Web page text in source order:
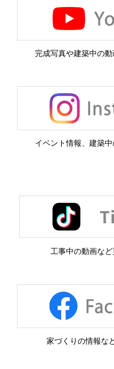
完成写真や建築中の
イベント情報、建築中
工事中の動画な
家づくりの情報な